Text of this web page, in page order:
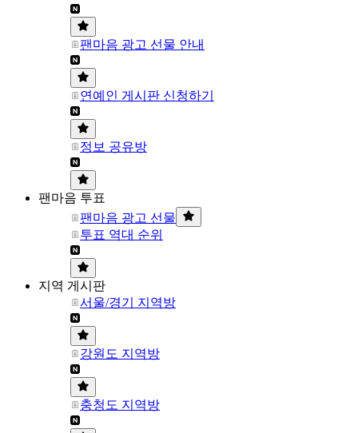
팬마음 광고 선물 안내
연예인 게시판 신청하기
정보 공유방
팬마음 투표
팬마음 광고 선물
투표 역대 순위
지역 게시판
서울/경기 지역방
강원도 지역방
충청도 지역방